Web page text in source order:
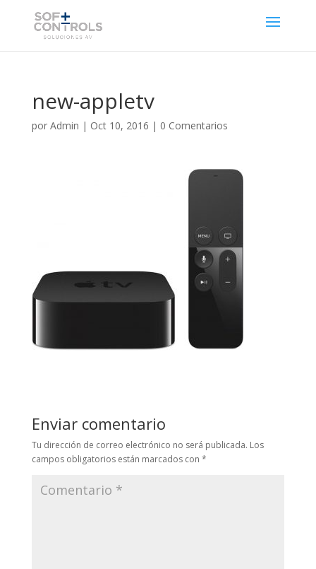
new-appletv
por Admin | Oct 10, 2016 | 0 Comentarios
Enviar comentario
Tu dirección de correo electrónico no será publicada. Los
campos obligatorios están marcados con *